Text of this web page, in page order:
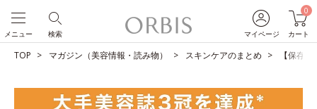
マイページ
0
カート
検索
メニュー
TOP マガジン（美容情報・読み物） スキンケアのまとめ 【保存